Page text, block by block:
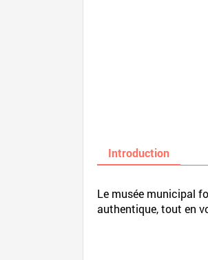
Introduction
Le musée municipal
authentique, tout en